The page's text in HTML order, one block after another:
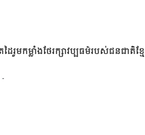
ដៃរួមកម្លាំងថែរក្សាវប្បធម៌របស់ជនជាតិខ្ម
-